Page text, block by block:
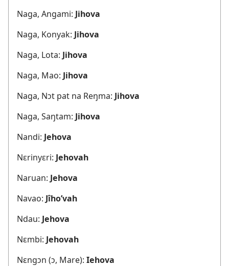
Naga, Angami: Jihova
Naga, Konyak: Jihova
Naga, Lota: Jihova
Naga, Mao: Jihova
Naga, Nɔt pat na Reŋma: Jihova
Naga, Saŋtam: Jihova
Nandi: Jehova
Nɛrinyɛri: Jehovah
Naruan: Jehova
Navao: Jîho’vah
Ndau: Jehova
Nɛmbi: Jehovah
Nɛngɔn (ɔ, Mare): Iehova